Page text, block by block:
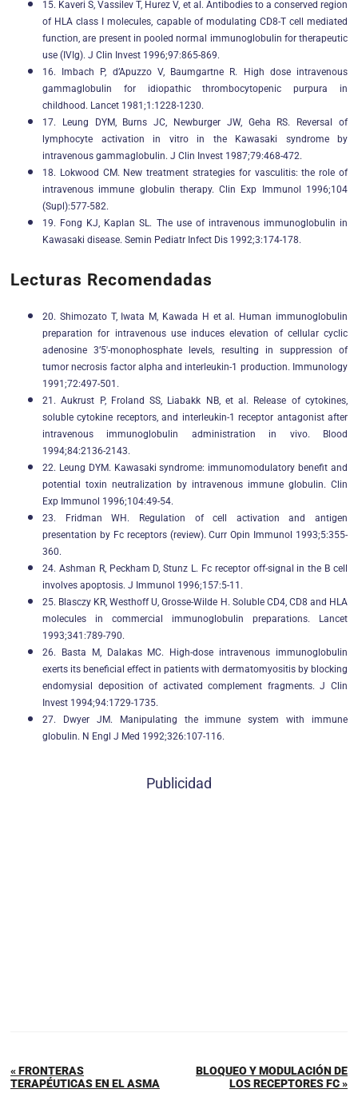
15. Kaveri S, Vassilev T, Hurez V, et al. Antibodies to a conserved region
of HLA class I molecules, capable of modulating CD8-T cell mediated
function, are present in pooled normal immunoglobulin for therapeutic
use (IVIg). J Clin Invest 1996;97:865-869.
16. Imbach P, d’Apuzzo V, Baumgartne R. High dose intravenous
gammaglobulin for idiopathic thrombocytopenic purpura in
childhood. Lancet 1981;1:1228-1230.
17. Leung DYM, Burns JC, Newburger JW, Geha RS. Reversal of
lymphocyte activation in vitro in the Kawasaki syndrome by
intravenous gammaglobulin. J Clin Invest 1987;79:468-472.
18. Lokwood CM. New treatment strategies for vasculitis: the role of
intravenous immune globulin therapy. Clin Exp Immunol 1996;104
(Supl):577-582.
19. Fong KJ, Kaplan SL. The use of intravenous immunoglobulin in
Kawasaki disease. Semin Pediatr Infect Dis 1992;3:174-178.
Lecturas Recomendadas
20. Shimozato T, Iwata M, Kawada H et al. Human immunoglobulin
preparation for intravenous use induces elevation of cellular cyclic
adenosine 3’5′-monophosphate levels, resulting in suppression of
tumor necrosis factor alpha and interleukin-1 production. Immunology
1991;72:497-501.
21. Aukrust P, Froland SS, Liabakk NB, et al. Release of cytokines,
soluble cytokine receptors, and interleukin-1 receptor antagonist after
intravenous immunoglobulin administration in vivo. Blood
1994;84:2136-2143.
22. Leung DYM. Kawasaki syndrome: immunomodulatory benefit and
potential toxin neutralization by intravenous immune globulin. Clin
Exp Immunol 1996;104:49-54.
23. Fridman WH. Regulation of cell activation and antigen
presentation by Fc receptors (review). Curr Opin Immunol 1993;5:355-
360.
24. Ashman R, Peckham D, Stunz L. Fc receptor off-signal in the B cell
involves apoptosis. J Immunol 1996;157:5-11.
25. Blasczy KR, Westhoff U, Grosse-Wilde H. Soluble CD4, CD8 and HLA
molecules in commercial immunoglobulin preparations. Lancet
1993;341:789-790.
26. Basta M, Dalakas MC. High-dose intravenous immunoglobulin
exerts its beneficial effect in patients with dermatomyositis by blocking
endomysial deposition of activated complement fragments. J Clin
Invest 1994;94:1729-1735.
27. Dwyer JM. Manipulating the immune system with immune
globulin. N Engl J Med 1992;326:107-116.
Publicidad
« FRONTERAS
TERAPÉUTICAS EN EL ASMA
BLOQUEO Y MODULACIÓN DE
LOS RECEPTORES FC »